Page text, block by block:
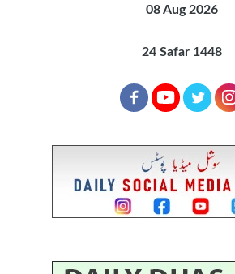
08 Aug 2026
24 Safar 1448